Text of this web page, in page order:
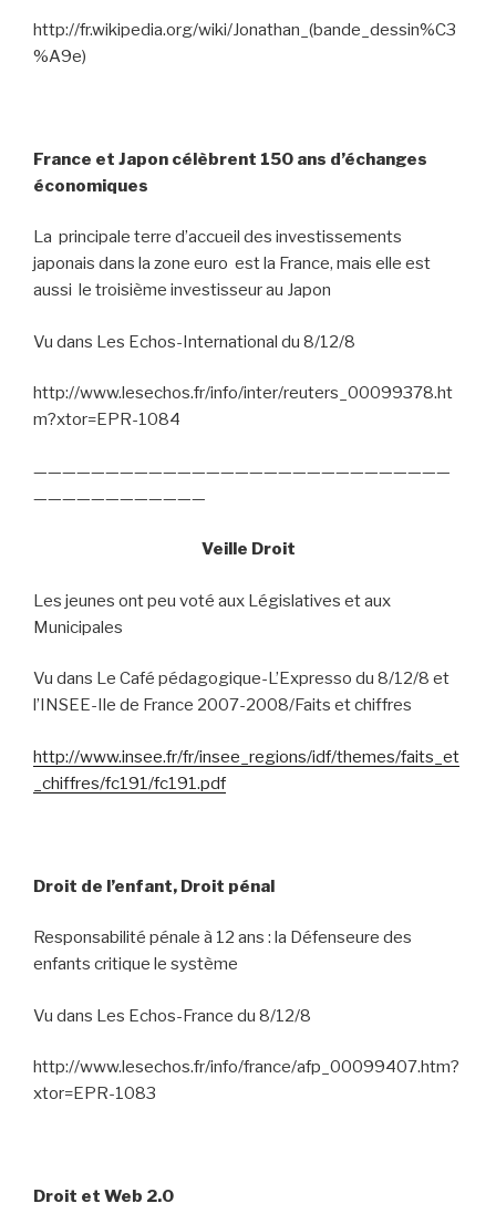
http://fr.wikipedia.org/wiki/Jonathan_(bande_dessin%C3
%A9e)
France et Japon célèbrent 150 ans d’échanges
économiques
La principale terre d’accueil des investissements
japonais dans la zone euro est la France, mais elle est
aussi le troisième investisseur au Japon
Vu dans Les Echos-International du 8/12/8
http://www.lesechos.fr/info/inter/reuters_00099378.ht
m?xtor=EPR-1084
—————————————————————————————
————————————
Veille Droit
Les jeunes ont peu voté aux Législatives et aux
Municipales
Vu dans Le Café pédagogique-L’Expresso du 8/12/8 et
l’INSEE-Ile de France 2007-2008/Faits et chiffres
http://www.insee.fr/fr/insee_regions/idf/themes/faits_et
_chiffres/fc191/fc191.pdf
Droit de l’enfant, Droit pénal
Responsabilité pénale à 12 ans : la Défenseure des
enfants critique le système
Vu dans Les Echos-France du 8/12/8
http://www.lesechos.fr/info/france/afp_00099407.htm?
xtor=EPR-1083
Droit et Web 2.0